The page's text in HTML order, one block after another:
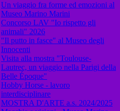
Un viaggio fra forme ed emozioni al
Museo Marino Marini
Concorso LAV "Io rispetto gli
animali" 2026
"Il putto in fasce" al Museo degli
Innocenti
Visita alla mostra "Toulouse-
Lautrec, un viaggio nella Parigi della
Belle Époque"
Hobby Horse - lavoro
interdisciplinare
MOSTRA D'ARTE a.s. 2024/2025